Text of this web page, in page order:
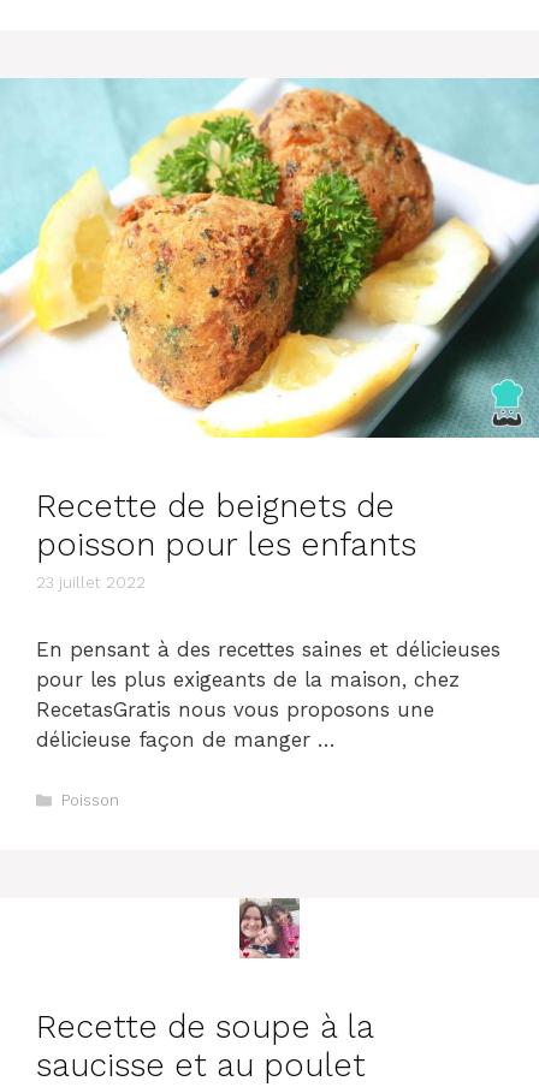
Recette de beignets de
poisson pour les enfants
23 juillet 2022
En pensant à des recettes saines et délicieuses
pour les plus exigeants de la maison, chez
RecetasGratis nous vous proposons une
délicieuse façon de manger …
Catégories
Poisson
Recette de soupe à la
saucisse et au poulet